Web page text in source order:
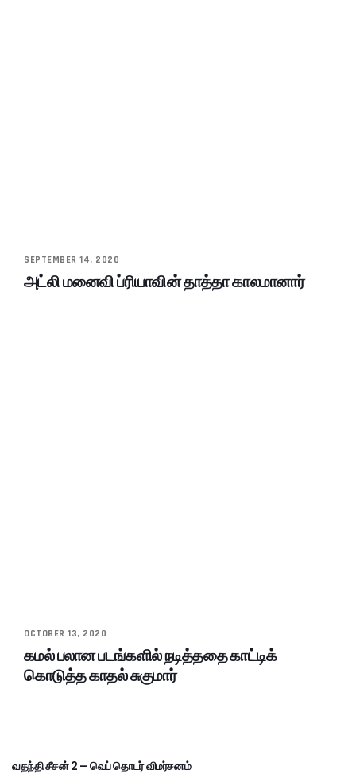
SEPTEMBER 14, 2020
அட்லி மனைவி ப்ரியாவின் தாத்தா காலமானார்
OCTOBER 13, 2020
கமல் பலான படங்களில் நடித்ததை காட்டிக்
கொடுத்த காதல் சுகுமார்
வதந்தி சீசன் 2 – வெப் தொடர் விமர்சனம்